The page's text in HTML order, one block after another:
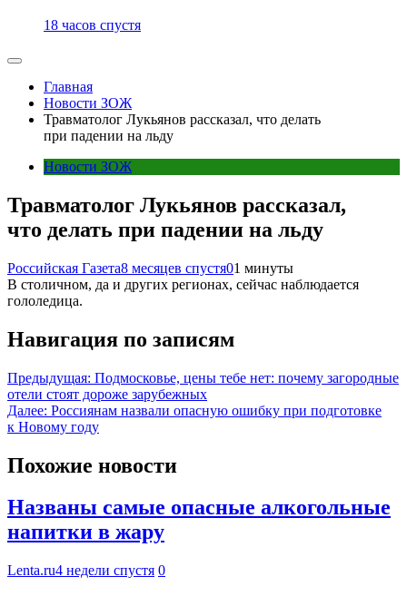
18 часов спустя
Главная
Новости ЗОЖ
Травматолог Лукьянов рассказал, что делать
при падении на льду
Новости ЗОЖ
Травматолог Лукьянов рассказал,
что делать при падении на льду
Российская Газета8 месяцев спустя01 минуты
В столичном, да и других регионах, сейчас наблюдается
гололедица.
Навигация по записям
Предыдущая: Подмосковье, цены тебе нет: почему загородные
отели стоят дороже зарубежных
Далее: Россиянам назвали опасную ошибку при подготовке
к Новому году
Похожие новости
Названы самые опасные алкогольные
напитки в жару
Lenta.ru4 недели спустя 0